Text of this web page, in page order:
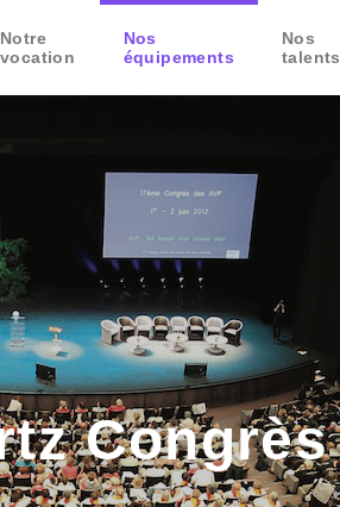
Notre
vocation
Nos
équipements
Nos
talents
Congrès